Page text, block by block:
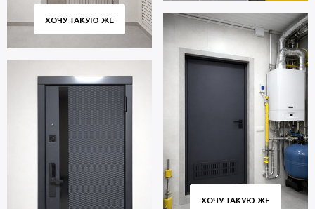
ХОЧУ ТАКУЮ ЖЕ
ХОЧУ ТАКУЮ ЖЕ